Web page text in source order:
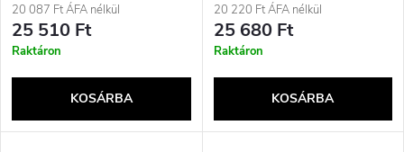
20 087 Ft ÁFA nélkül
25 510 Ft
Raktáron
KOSÁRBA
20 220 Ft ÁFA nélkül
25 680 Ft
Raktáron
KOSÁRBA